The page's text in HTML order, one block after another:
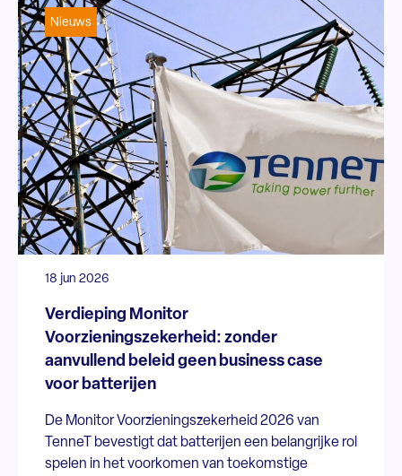
Nieuws
18 jun 2026
Verdieping Monitor
Voorzieningszekerheid: zonder
aanvullend beleid geen business case
voor batterijen
De Monitor Voorzieningszekerheid 2026 van
TenneT bevestigt dat batterijen een belangrijke rol
spelen in het voorkomen van toekomstige